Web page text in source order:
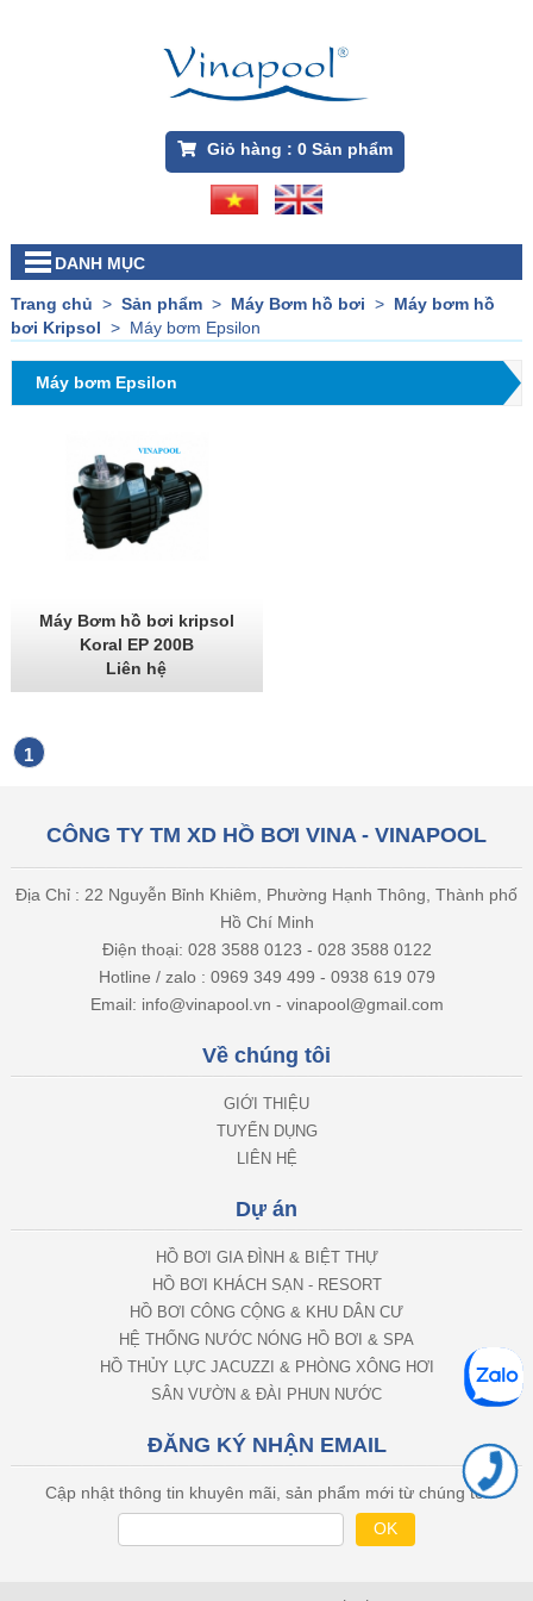
Giỏ hàng : 0Sản phẩm
DANH MỤC
Trang chủ > Sản phẩm> Máy Bơm hồ bơi > Máy bơm hồ
bơi Kripsol > Máy bơm Epsilon
Máy bơm Epsilon
Máy Bơm hồ bơi kripsol
Koral EP 200B
Liên hệ
1
CÔNG TY TM XD HỒ BƠI VINA - VINAPOOL
Địa Chỉ : 22 Nguyễn Bỉnh Khiêm, Phường Hạnh Thông, Thành phố
Hồ Chí Minh
Điện thoại: 028 3588 0123 - 028 3588 0122
Hotline / zalo : 0969 349 499 - 0938 619 079
Email: info@vinapool.vn - vinapool@gmail.com
Về chúng tôi
GIỚI THIỆU
TUYỂN DỤNG
LIÊN HỆ
Dự án
HỒ BƠI GIA ĐÌNH & BIỆT THỰ
HỒ BƠI KHÁCH SẠN - RESORT
HỒ BƠI CÔNG CỘNG & KHU DÂN CƯ
HỆ THỐNG NƯỚC NÓNG HỒ BƠI & SPA
HỒ THỦY LỰC JACUZZI & PHÒNG XÔNG HƠI
SÂN VƯỜN & ĐÀI PHUN NƯỚC
ĐĂNG KÝ NHẬN EMAIL
Cập nhật thông tin khuyên mãi, sản phẩm mới từ chúng tôi